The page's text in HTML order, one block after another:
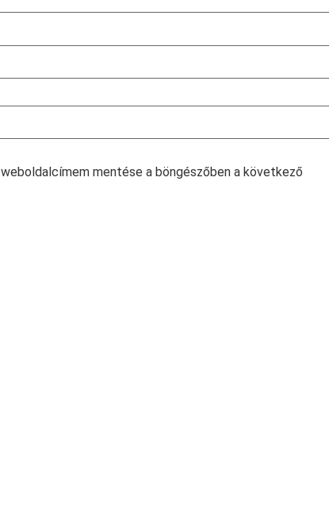
mentése a böngészőben a következő